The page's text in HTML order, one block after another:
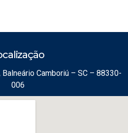
Camboriú – SC – 88330-
006